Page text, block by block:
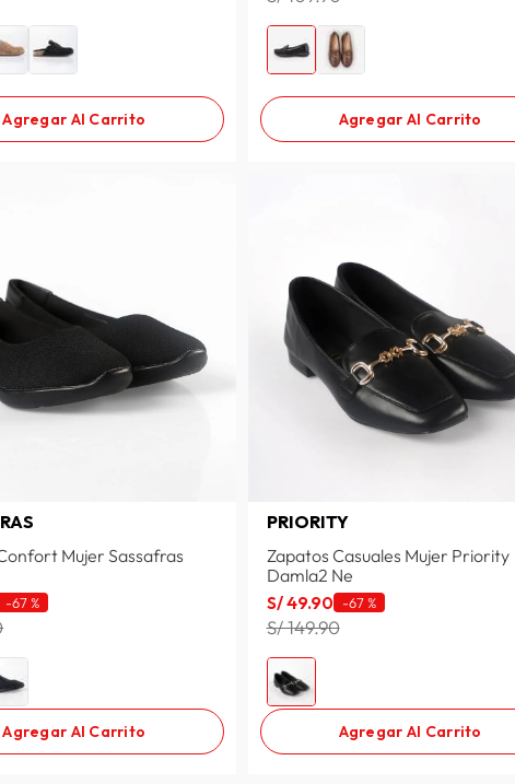
Agregar Al Carrito Agregar Al Carrito
Mujer Sassafras
-67 %
Agregar Al Carrito
PRIORITY
Zapatos Casuales Mujer Priority
Damla2 Ne
S/49.90 -67 %
S/ 149.90
Agregar Al Carrito